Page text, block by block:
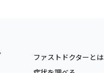
ファストドクターとは